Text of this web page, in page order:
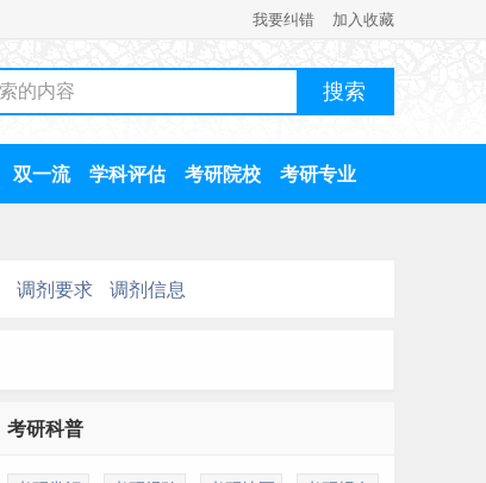
我要纠错 加入收藏
双一流 学科评估 考研院校 考研专业
调剂要求 调剂信息
考研科普